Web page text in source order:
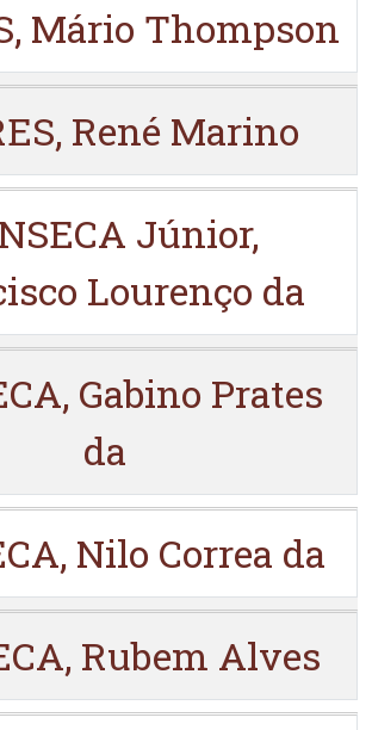
Mário Thompson
René Marino
Júnior,
Lourenço da
Gabino Prates
da
Nilo Correa da
Rubem Alves